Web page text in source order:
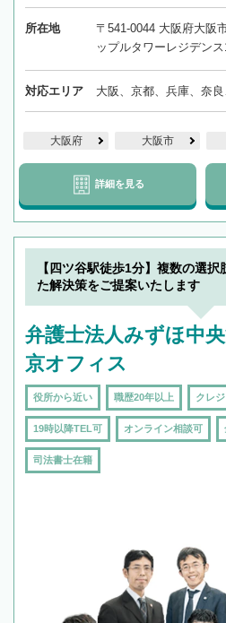
所在地
〒541-0044 大阪府大阪
ップルタワーレジデン
対応エリア 大阪、京都、兵庫、奈
大阪府 大阪市
詳細を見る
【四ツ谷駅徒歩1分】複数の選
た解決策をご提案いたします
弁護士法人みずほ中
京オフィス
役所から近い 職歴20年以上 クレ
19時以降TEL可 オンライン相談可
司法書士在籍